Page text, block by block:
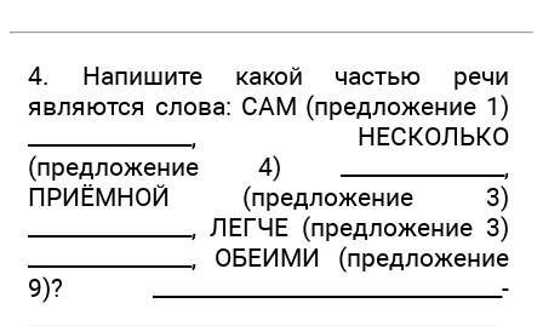
4. Напишите какой частью речи
являются слова: САМ (предложение 1)
_______________, НЕСКОЛЬКО
(предложение 4) _______________,
ПРИЁМНОЙ (предложение 3)
_______________, ЛЕГЧЕ (предложение 3)
_______________, ОБЕИМИ (предложение
9)? ________________­________________­